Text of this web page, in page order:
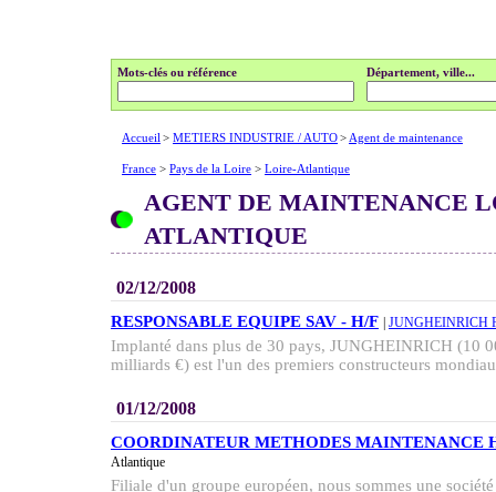
Mots-clés ou référence Département, ville...
Accueil > METIERS INDUSTRIE / AUTO> Agent de maintenance
France > Pays de la Loire > Loire-Atlantique
AGENT DE MAINTENANCE
ATLANTIQUE
02/12/2008
RESPONSABLE EQUIPE SAV - H/F JUNGHEINRICH
Implanté dans plus de 30 pays, JUNGHEINRICH (10
milliards €) est l'un des premiers constructeurs
01/12/2008
COORDINATEUR METHODES MAINTENANCE
Atlantique
Filiale d'un groupe européen, nous sommes une